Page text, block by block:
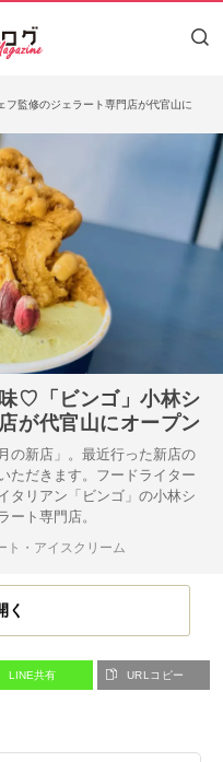
監修のジェラート専門店が代官山に
♡「ビンゴ」小林シ
が代官山にオープン
の新店」。最近行った新店の
ただきます。フードライター
タリアン「ビンゴ」の小林シ
ート専門店。
ト・アイスクリーム
く
LINE共有 URLコピー